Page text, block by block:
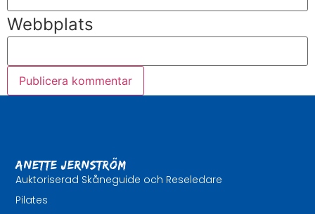
Webbplats
Anette Jernström
Auktoriserad Skåneguide och Reseledare
Pilates